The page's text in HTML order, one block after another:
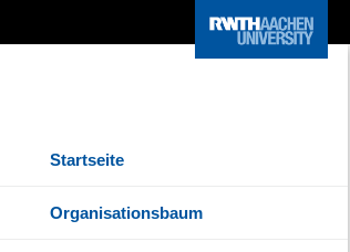
Startseite
Organisationsbaum